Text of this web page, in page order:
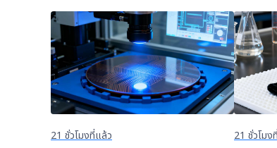
21 ชั่วโมงที่แล้ว 21 ชั่วโมง